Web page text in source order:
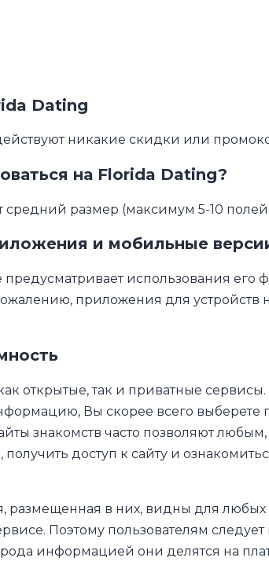
Dating
никакие скидки или
на Florida Dating?
размер (максимум 5-10
и мобильные
использования его
приложения для устройств
открытые, так и приватные
Вы скорее всего выберете
знакомств часто позволяют
доступ к сайту и
в них, видны для любых
Поэтому пользователям следует
рода информацией они делятся на